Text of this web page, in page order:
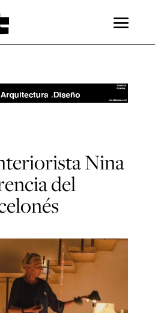
Nina
del